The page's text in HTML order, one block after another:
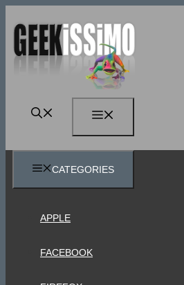
contenuto
CATEGORIES
APPLE
FACEBOOK